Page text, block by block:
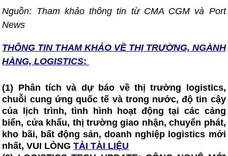
Nguồn: Tham khảo thông tin từ CMA CGM và Port
News
THÔNG TIN THAM KHẢO VỀ THỊ TRƯỜNG, NGÀNH
HÀNG, LOGISTICS:
(1) Phân tích và dự báo về thị trường logistics,
chuỗi cung ứng quốc tế và trong nước, độ tin cậy
của lịch trình, tình hình hoạt động tại các cảng
biển, cửa khẩu, thị trường giao nhận, chuyển phát,
kho bãi, bất động sản, doanh nghiệp logistics mới
nhất, VUI LÒNGTẢI TÀI LIỆU